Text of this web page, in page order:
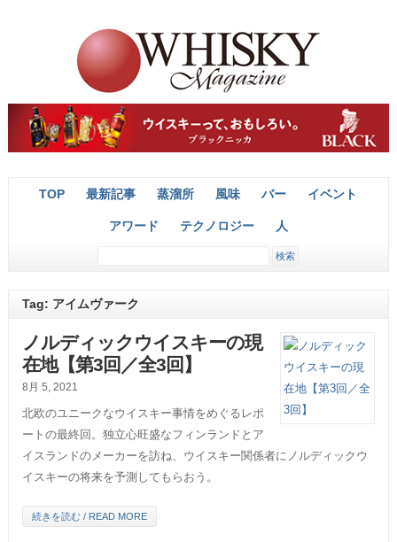
TOP 最新記事 蒸溜所 風味 バー イベント
アワード テクノロジー 人
Tag: アイムヴァーク
ノルディックウイスキーの現
在地【第3回／全3回】
8月 5, 2021
北欧のユニークなウイスキー事情をめぐるレポ
ートの最終回。独立心旺盛なフィンランドとア
イスランドのメーカーを訪ね、ウイスキー関係者にノルディックウ
イスキーの将来を予測してもらおう。
続きを読む / READ MORE